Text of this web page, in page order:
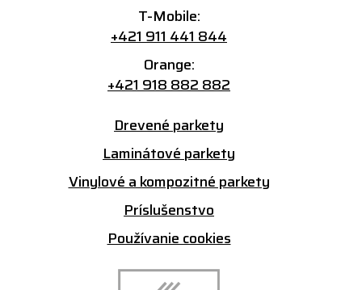
T-Mobile:
+421 911 441 844
Orange:
+421 918 882 882
Drevené parkety
Laminátové parkety
Vinylové a kompozitné parkety
Príslušenstvo
Používanie cookies